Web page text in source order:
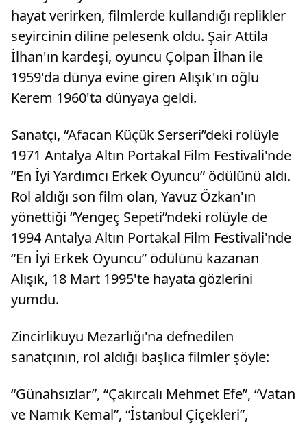
hayat verirken, filmlerde kullandığı replikler
seyircinin diline pelesenk oldu. Şair Attila
İlhan'ın kardeşi, oyuncu Çolpan İlhan ile
1959'da dünya evine giren Alışık'ın oğlu
Kerem 1960'ta dünyaya geldi.
Sanatçı, “Afacan Küçük Serseri”deki rolüyle
1971 Antalya Altın Portakal Film Festivali'nde
“En İyi Yardımcı Erkek Oyuncu” ödülünü aldı.
Rol aldığı son film olan, Yavuz Özkan'ın
yönettiği “Yengeç Sepeti”ndeki rolüyle de
1994 Antalya Altın Portakal Film Festivali'nde
“En İyi Erkek Oyuncu” ödülünü kazanan
Alışık, 18 Mart 1995'te hayata gözlerini
yumdu.
Zincirlikuyu Mezarlığı'na defnedilen
sanatçının, rol aldığı başlıca filmler şöyle:
“Günahsızlar”, “Çakırcalı Mehmet Efe”, “Vatan
ve Namık Kemal”, “İstanbul Çiçekleri”,